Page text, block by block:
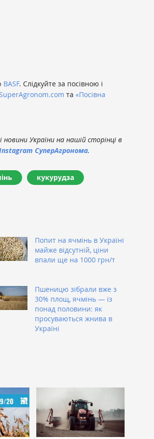
BASF. Слідкуйте за посівною і
та «Посівна
України на нашій сторінці в
СуперАгронома.
кукурудза
Попит на ячмінь в Україні
майже відсутній, ціни
впали ще на 1000 грн/т
Пшеницю зібрали вже з
30% площ, ячмінь — із
понад половини: як
просуваються жнива в
Україні